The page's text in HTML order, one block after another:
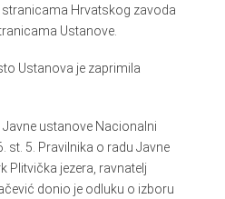
stranicama Hrvatskog zavoda
Ustanove.
Ustanova je zaprimila
Javne ustanove Nacionalni
st. 5. Pravilnika o radu Javne
Plitvička jezera, ravnatelj
donio je odluku o izboru